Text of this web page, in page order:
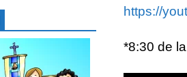
https://
*8:30 de